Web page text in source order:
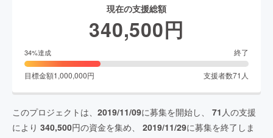
現在の支援総額
340,500円
34%達成 終了
目標金額1,000,000円 支援者数71 人
このプロジェクトは、 2019/11/09に募集を開始し、 71 人の支援
により 340,500円の資金を集め、 2019/11/29に募集を終了しま